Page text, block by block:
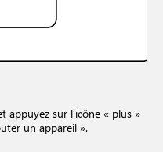
appuyez sur l’icône « plus »
un appareil ».